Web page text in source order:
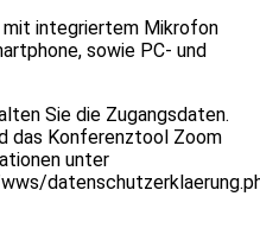
mit integriertem Mikrofon
sowie PC- und
Sie die Zugangsdaten.
das Konferenztool Zoom
unter